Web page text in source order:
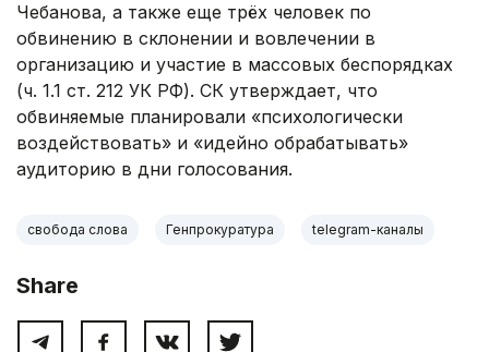
Чебанова, а также еще трёх человек по
обвинению в склонении и вовлечении в
организацию и участие в массовых беспорядках
(ч. 1.1 ст. 212 УК РФ). СК утверждает, что
обвиняемые планировали «психологически
воздействовать» и «идейно обрабатывать»
аудиторию в дни голосования.
свобода слова Генпрокуратура telegram-каналы
Share